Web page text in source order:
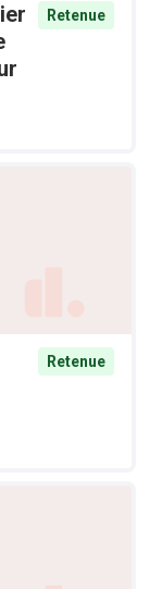
Retenue
Retenue